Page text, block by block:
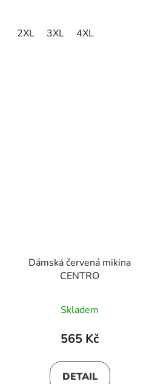
2XL 3XL 4XL
Dámská červená mikina
CENTRO
Skladem
565 Kč
DETAIL